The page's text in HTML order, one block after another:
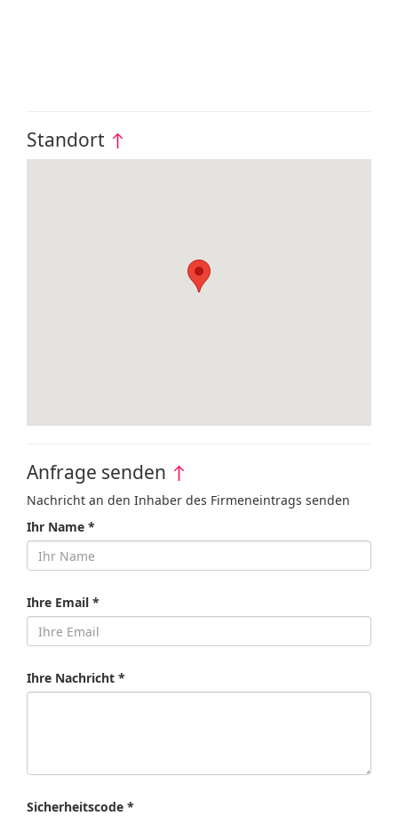
Standort ↑
Anfrage senden ↑
Nachricht an den Inhaber des Firmeneintrags senden
Ihr Name *
Ihre Email *
Ihre Nachricht *
Sicherheitscode *